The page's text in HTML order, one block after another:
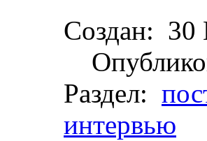
Создан: 30
Раздел:
интервью